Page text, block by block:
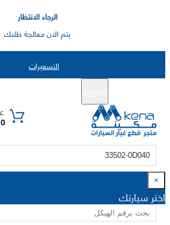
الرجاء الانتظار
يتم الان معالجة طلبك
التسعيرات
0 منتجات - ر. س.0.00
×
اختر سيارتك